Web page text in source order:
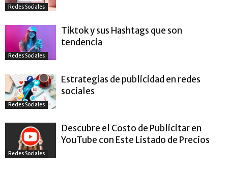
Redes Sociales
Redes Sociales
Tiktok y sus Hashtags que son
tendencia
Redes Sociales
Estrategias de publicidad en redes
sociales
Redes Sociales
Descubre el Costo de Publicitar en
YouTube con Este Listado de Precios